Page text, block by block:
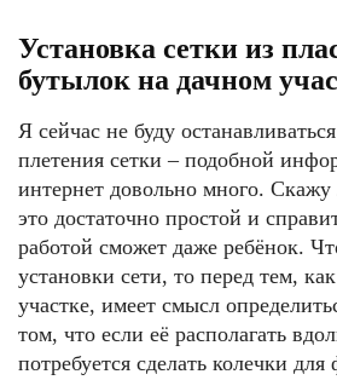
Установка сетки из
бутылок на дачном
Я сейчас не буду
плетения сетки – подобной
интернет довольно много.
это достаточно простой и
работой сможет даже ребёнок.
установки сети, то перед тем,
участке, имеет смысл
том, что если её располагать
потребуется сделать колечки